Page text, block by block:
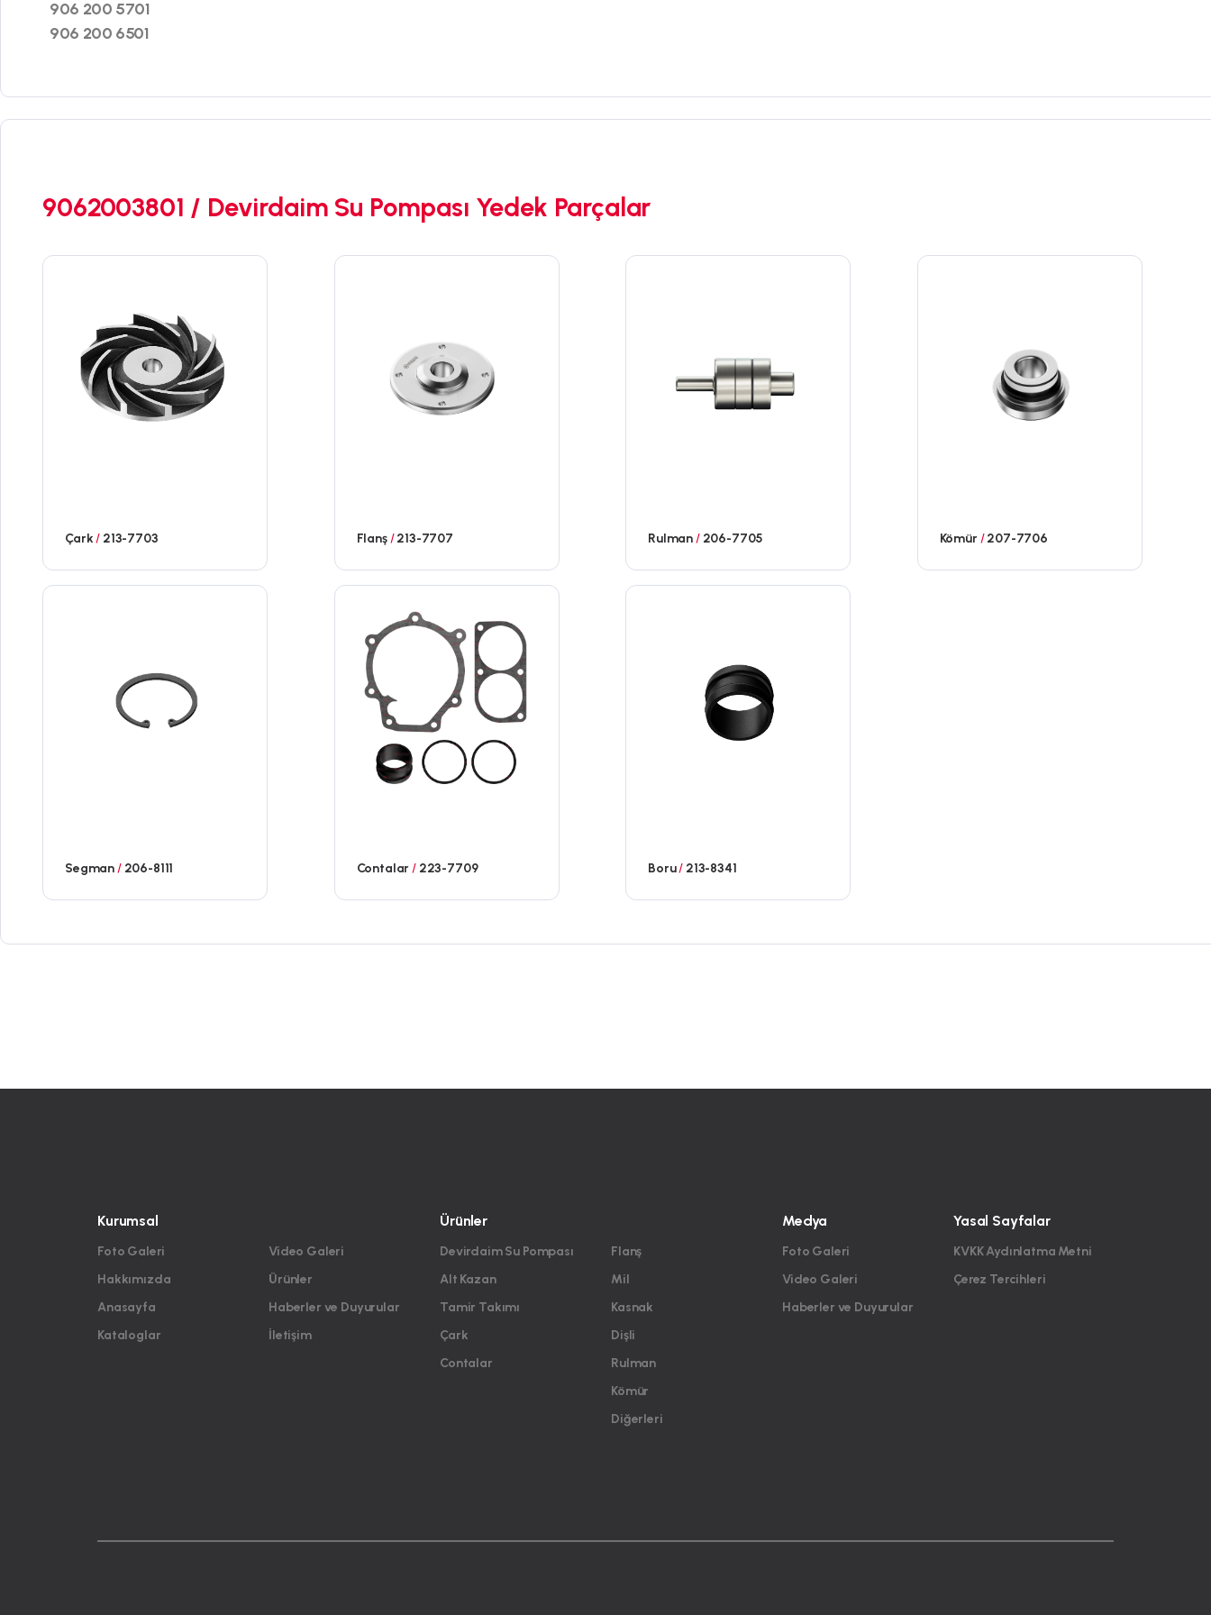
906 200 5701
906 200 6501
9062003801 / Devirdaim Su Pompası Yedek Parçalar
Çark/ 213-7703 Flanş/213-7707 Rulman/206-7705 Kömür/207-7706
Segman/206-8111 Contalar/223-7709 Boru/ 213-8341
Kurumsal
Foto Galeri
Hakkımızda
Anasayfa
Kataloglar
Video Galeri
Ürünler
Haberler ve Duyurular
İletişim
Ürünler
Devirdaim Su Pompası
Alt Kazan
Tamir Takımı
Çark
Contalar
Flanş
Mil
Kasnak
Dişli
Rulman
Kömür
Diğerleri
Medya
Foto Galeri
Video Galeri
Haberler ve Duyurular
Yasal Sayfalar
KVKK Aydınlatma Metni
Çerez Tercihleri